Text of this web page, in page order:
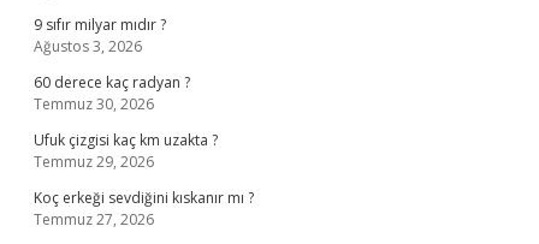
9 sıfır milyar mıdır ?
Ağustos 3, 2026
60 derece kaç radyan ?
Temmuz 30, 2026
Ufuk çizgisi kaç km uzakta ?
Temmuz 29, 2026
Koç erkeği sevdiğini kıskanır mı ?
Temmuz 27, 2026